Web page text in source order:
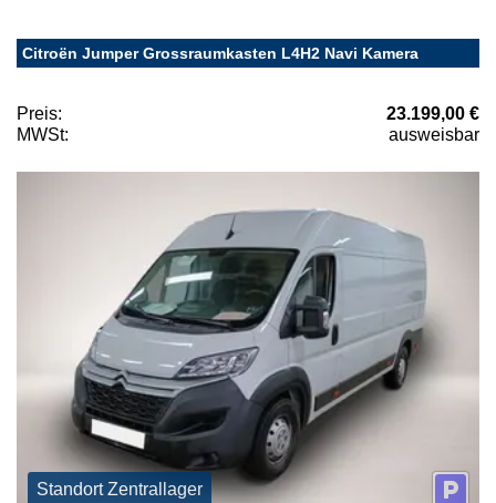
Citroën Jumper Grossraumkasten L4H2 Navi Kamera
Preis:
23.199,00 €
MWSt:
ausweisbar
Standort Zentrallager